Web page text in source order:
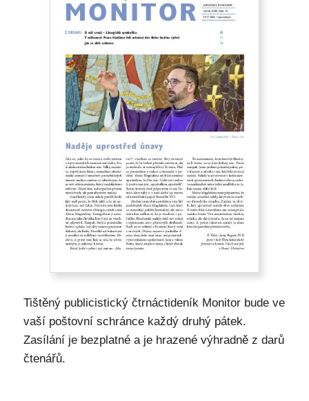
Tištěný publicistický čtrnáctideník Monitor bude ve
vaší poštovní schránce každý druhý pátek.
Zasílání je bezplatné a je hrazené výhradně z darů
čtenářů.